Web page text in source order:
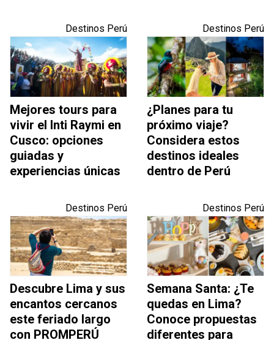
Destinos Perú
Mejores tours para
vivir el Inti Raymi en
Cusco: opciones
guiadas y
experiencias únicas
Destinos Perú
¿Planes para tu
próximo viaje?
Considera estos
destinos ideales
dentro de Perú
Destinos Perú
Descubre Lima y sus
encantos cercanos
este feriado largo
con PROMPERÚ
Destinos Perú
Semana Santa: ¿Te
quedas en Lima?
Conoce propuestas
diferentes para